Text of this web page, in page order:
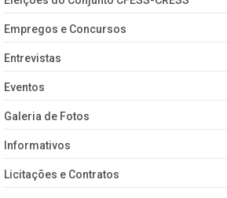
Empregos e Concursos
Entrevistas
Eventos
Galeria de Fotos
Informativos
Licitações e Contratos